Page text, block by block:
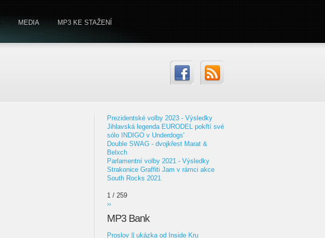
MEDIA MP3 KE STAŽENÍ
Prezidentské volby 2023 - Výsledky
Jihlavská legenda EURODEL pokřtí své
sólo INDIGO v Underdogs'
Double SWAG - dvojkřest Marat &
Belxch
Parlamentní volby 2021 - Výsledky
Strakonice Graffiti Jam v rámci akce
South Rocks 2021
1 / 259
››
MP3 Bank
Proslov || ukázka od Inside Kru